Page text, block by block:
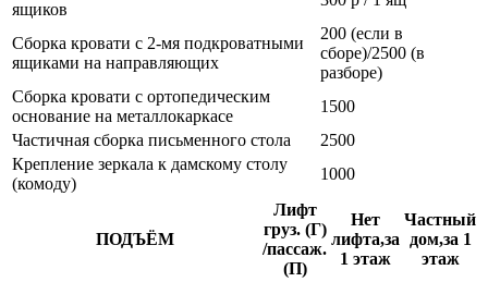
ящиков
Сборка кровати с 2-мя подкроватными
ящиками на направляющих
200 (если в
сборе)/2500 (в
разборе)
Сборка кровати с ортопедическим
основание на металлокаркасе
1500
Частичная сборка письменного стола
2500
Крепление зеркала к дамскому столу
(комоду)
1000
ПОДЪЁМ
Лифт
груз. (Г)
/пассаж.
(П)
Нет
лифта,за
1 этаж
Частный
дом,за 1
этаж